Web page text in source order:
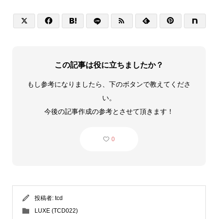
     
この記事は役に立ちましたか？
もし参考になりましたら、下のボタンで教えてくださ
い。
今後の記事作成の参考とさせて頂きます！
0
投稿者: tcd
LUXE (TCD022)